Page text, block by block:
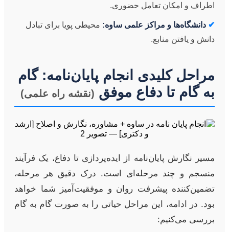
اطراف و امکان تعامل حضوری.
✔ دانشگاه‌ها و مراکز علمی ساوه: محیطی پویا برای تبادل
دانش و یافتن منابع.
مراحل کلیدی انجام پایان‌نامه: گام
به گام تا دفاع موفق (نقشه راه علمی)
مسیر نگارش پایان‌نامه از ایده‌پردازی تا دفاع، یک فرآیند
منسجم و چند مرحله‌ای است. درک دقیق هر مرحله،
تضمین‌کننده پیشرفت روان و موفقیت‌آمیز شما خواهد
بود. در ادامه، این مراحل حیاتی را به صورت گام به گام
بررسی می‌کنیم: